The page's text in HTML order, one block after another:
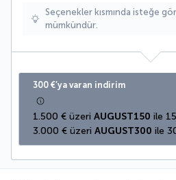
Seçenekler kısmında isteğe
mümkündür.
300 €’ya varan indirim
1.500 € üzeri AUGUST150 ile
3.000 € üzeri AUGUST300 ile